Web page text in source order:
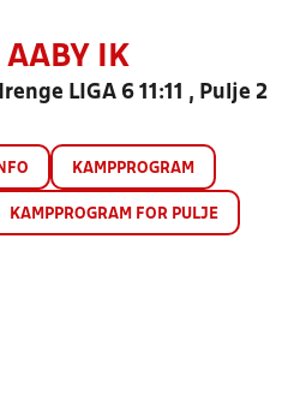
AABY IK
LIGA 6 11:11 , Pulje 2
KAMPPROGRAM
KAMPPROGRAM FOR PULJE